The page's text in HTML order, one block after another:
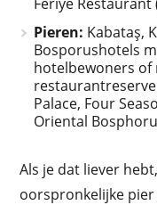
Pieren: Kabataş,
Bosporushotels
hotelbewoners of
Palace, Four
Oriental
Als je dat liever
oorspronkelijke